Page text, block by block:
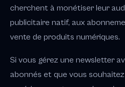
cherchent à monétiser leur
publicitaire natif, aux
vente de produits numériques.
Si vous gérez une newsletter
abonnés et que vous